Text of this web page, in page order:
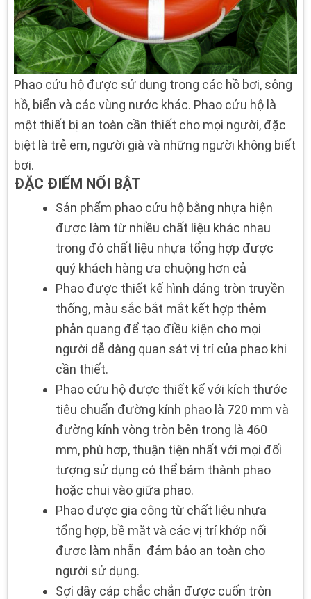
Phao cứu hộ được sử dụng trong các hồ bơi, sông
hồ, biển và các vùng nước khác. Phao cứu hộ là
một thiết bị an toàn cần thiết cho mọi người, đặc
biệt là trẻ em, người già và những người không biết
bơi.
ĐẶC ĐIỂM NỔI BẬT
Sản phẩm phao cứu hộ bằng nhựa hiện
được làm từ nhiều chất liệu khác nhau
trong đó chất liệu nhựa tổng hợp được
quý khách hàng ưa chuộng hơn cả
Phao được thiết kế hình dáng tròn truyền
thống, màu sắc bắt mắt kết hợp thêm
phản quang để tạo điều kiện cho mọi
người dễ dàng quan sát vị trí của phao khi
cần thiết.
Phao cứu hộ được thiết kế với kích thước
tiêu chuẩn đường kính phao là 720 mm và
đường kính vòng tròn bên trong là 460
mm, phù hợp, thuận tiện nhất với mọi đối
tượng sử dụng có thể bám thành phao
hoặc chui vào giữa phao.
Phao được gia công từ chất liệu nhựa
tổng hợp, bề mặt và các vị trí khớp nối
được làm nhẵn đảm bảo an toàn cho
người sử dụng.
Sợi dây cáp chắc chắn được cuốn tròn